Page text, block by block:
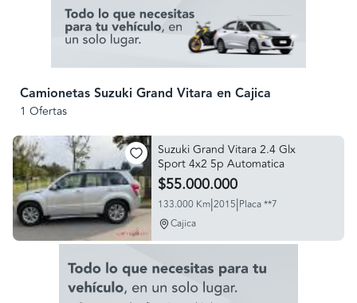
Camionetas Suzuki Grand Vitara en Cajica
1 Ofertas
Suzuki Grand Vitara 2.4 Glx
Sport 4x2 5p Automatica
$55.000.000
133.000 Km|2015|Placa **7
Cajica